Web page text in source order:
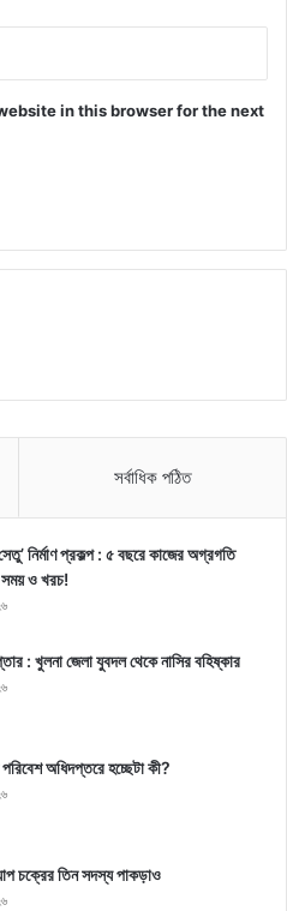
in this browser for the next
সর্বাধিক পঠিত
নির্মাণ প্রকল্প : ৫ বছরে কাজের অগ্রগতি
ও খরচ!
: খুলনা জেলা যুবদল থেকে নাসির বহিষ্কার
অধিদপ্তরে হচ্ছেটা কী?
চক্রের তিন সদস্য পাকড়াও